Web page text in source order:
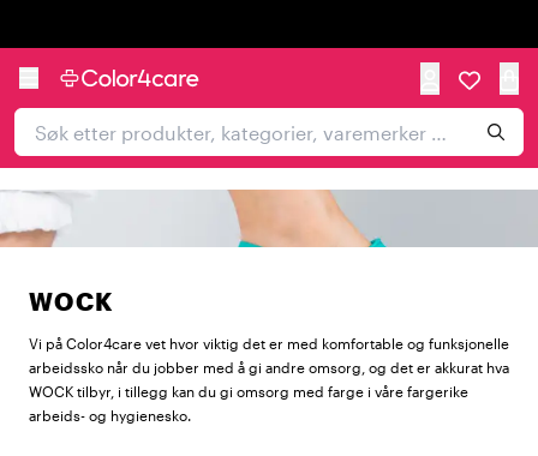
WOCK
Vi på Color4care vet hvor viktig det er med komfortable og funksjonelle
arbeidssko når du jobber med å gi andre omsorg, og det er akkurat hva
WOCK tilbyr, i tillegg kan du gi omsorg med farge i våre fargerike
arbeids- og hygienesko.